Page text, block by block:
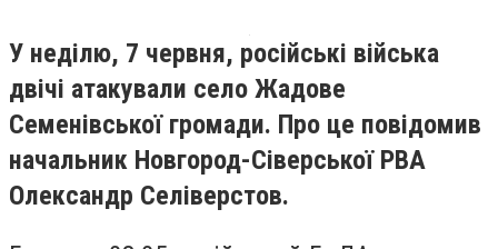
У неділю, 7 червня, російські війська
двічі атакували село Жадове
Семенівської громади. Про це повідомив
начальник Новгород-Сіверської РВА
Олександр Селіверстов.